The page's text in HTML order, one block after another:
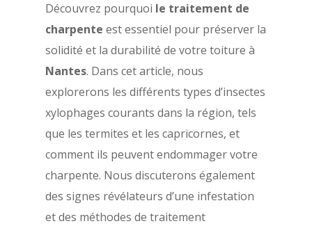
Découvrez pourquoi le traitement de
charpente est essentiel pour préserver la
solidité et la durabilité de votre toiture à
Nantes. Dans cet article, nous
explorerons les différents types d’insectes
xylophages courants dans la région, tels
que les termites et les capricornes, et
comment ils peuvent endommager votre
charpente. Nous discuterons également
des signes révélateurs d’une infestation
et des méthodes de traitement